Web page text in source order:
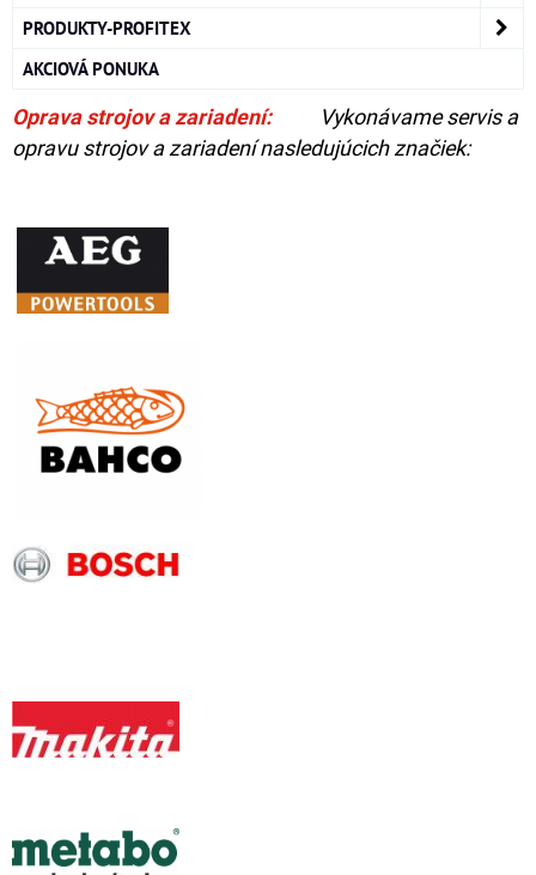
PRODUKTY-PROFITEX
AKCIOVÁ PONUKA
Oprava strojov a zariadení:
Vykonávame servis a
opravu strojov a zariadení nasledujúcich značiek: